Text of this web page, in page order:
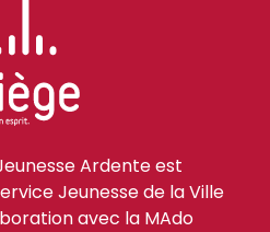
Ardente est
Jeunesse de la Ville
avec la MAdo